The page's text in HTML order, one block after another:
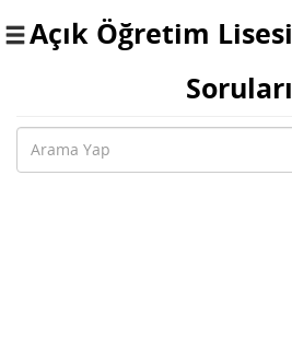
Toggle
Açık Öğretim Lisesi
Soruları